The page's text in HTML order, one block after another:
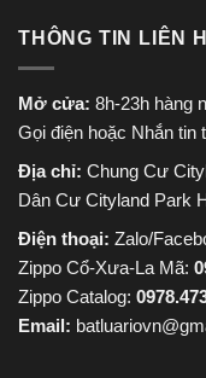
THÔNG TIN LIÊN
Mở cửa: 8h-23h hàng
Gọi điện hoặc Nhắn tin
Địa chỉ: Chung Cư
Dân Cư Cityland Park
Điện thoại: Zalo/
Zippo Cổ-Xưa-La Mã:
Zippo Catalog:
Email: